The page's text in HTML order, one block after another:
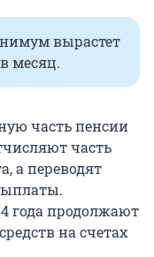
вырастет
месяц.
часть пенсии
часть
а переводят
года продолжают
на счетах